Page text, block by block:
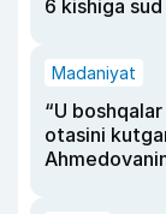
6 kishiga sud
Madaniyat
“U
otasini